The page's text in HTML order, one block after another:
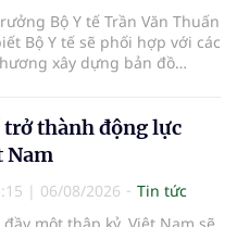
Bộ Y tế Trần Văn Thuấn
Bộ Y tế sẽ phối hợp với các
xây dựng bản đồ
chế tài chính và đa dạng
tiện nhằm nâng cao
lực cấp cứu trước viện trên
vi cả nước.
thành động lực
Nam
| 06/08/2026
Tin tức